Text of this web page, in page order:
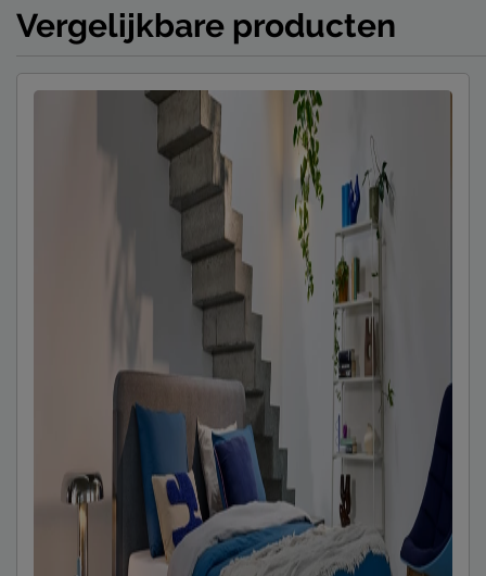
lichaam, slaapkamer en vooral: bij jou. Kies uit
en (top)matrassen. Ontworpen met aandacht voor jou én
gedacht. Combineer eindeloos tot het perfect voelt.
Welke B Bright combinatie is jouw ideale bed?
Mix, match en slaap lekker!
Verzorging & Garantie
Je nieuwe B Bright bed wil je natuurlijk zo lang mogelijk
Alle schoonmaakinstructies, evenals de garantie, vind je
Behandel je nieuwe B Bright Ruby bed met Protexx
geen ander te beschermen tegen vlekken en in
gestoffeerde nachtkast kun je meebehandelen.
Vergelijkbare producten